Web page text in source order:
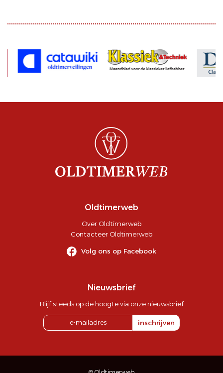
Oldtimerweb
Over Oldtimerweb
Contacteer Oldtimerweb
Volg ons op Facebook
Nieuwsbrief
Blijf steeds op de hoogte via onze nieuwsbrief
inschrijven